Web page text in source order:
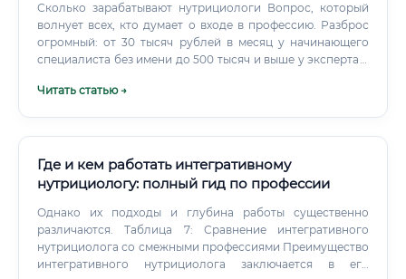
Сколько зарабатывают нутрициологи Вопрос, который
волнует всех, кто думает о входе в профессию. Разброс
огромный: от 30 тысяч рублей в месяц у начинающего
специалиста без имени до 500 тысяч и выше у эксперта с
клинике получает стабильно, но потолок ниже.
Читать статью →
Где и кем работать интегративному
нутрициологу: полный гид по профессии
Однако их подходы и глубина работы существенно
различаются. Таблица 7: Сравнение интегративного
нутрициолога со смежными профессиями Преимущество
интегративного нутрициолога заключается в его